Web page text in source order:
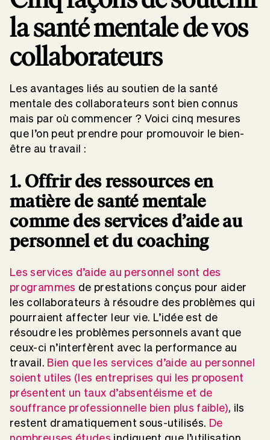
la santé mentale de vos
collaborateurs
Les avantages liés au soutien de la santé
mentale des collaborateurs sont bien connus
mais par où commencer ? Voici cinq mesures
que l’on peut prendre pour promouvoir le bien-
être au travail :
1. Offrir des ressources en
matière de santé mentale
comme des services d’aide au
personnel et du coaching
Les services d’aide au personnel sont des
programmes de prestations conçus pour aider
les collaborateurs à résoudre des problèmes qui
pourraient affecter leur vie. L’idée est de
résoudre les problèmes personnels avant que
ceux-ci n’interfèrent avec la performance au
travail. Bien que les services d’aide au personnel
soient utiles (les entreprises qui les proposent
présentent un taux d’absentéisme et de
souffrance professionnelle bien plus faible), ils
restent dramatiquement sous-utilisés. De
nombreuses études indiquent que l’utilisation